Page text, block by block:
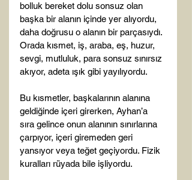
bolluk bereket dolu sonsuz olan
başka bir alanın içinde yer alıyordu,
daha doğrusu o alanın bir parçasıydı.
Orada kısmet, iş, araba, eş, huzur,
sevgi, mutluluk, para sonsuz sınırsız
akıyor, adeta ışık gibi yayılıyordu.
Bu kısmetler, başkalarının alanına
geldiğinde içeri girerken, Ayhan’a
sıra gelince onun alanının sınırlarına
çarpıyor, içeri giremeden geri
yansıyor veya teğet geçiyordu. Fizik
kuralları rüyada bile işliyordu.